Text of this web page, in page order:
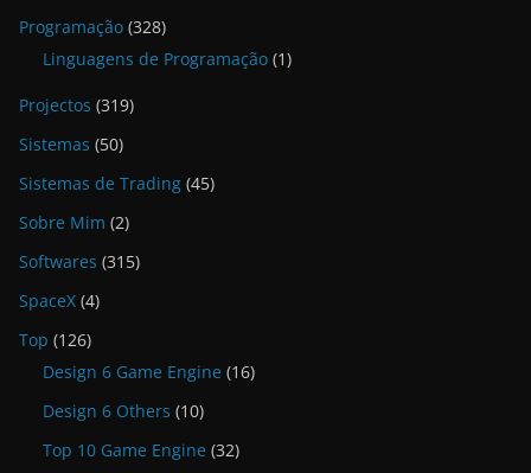
Programação (328)
Linguagens de Programação (1)
Projectos (319)
Sistemas (50)
Sistemas de Trading (45)
Sobre Mim (2)
Softwares (315)
SpaceX (4)
Top (126)
Design 6 Game Engine (16)
Design 6 Others (10)
Top 10 Game Engine (32)